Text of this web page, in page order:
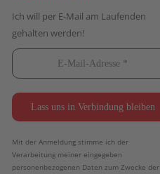
Ich will per E-Mail am Laufenden
gehalten werden!
Mit der Anmeldung stimme ich der
Verarbeitung meiner eingegeben
personenbezogenen Daten zum Zwecke der